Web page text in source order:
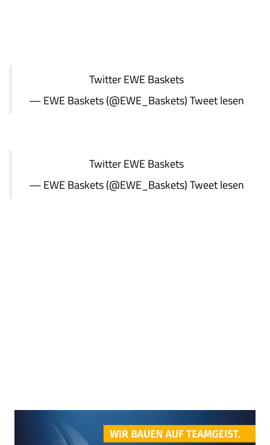
TwitterEWE Baskets
— EWE Baskets (@EWE_Baskets)Tweet lesen
TwitterEWE Baskets
— EWE Baskets (@EWE_Baskets)Tweet lesen